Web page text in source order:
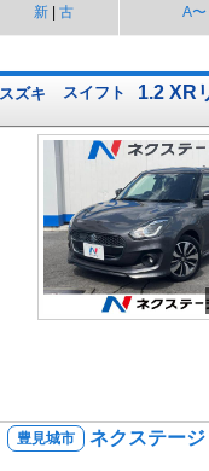
新 | 古 A〜
スズキ スイフト 1.2 XR
豊見城市 ネクステー